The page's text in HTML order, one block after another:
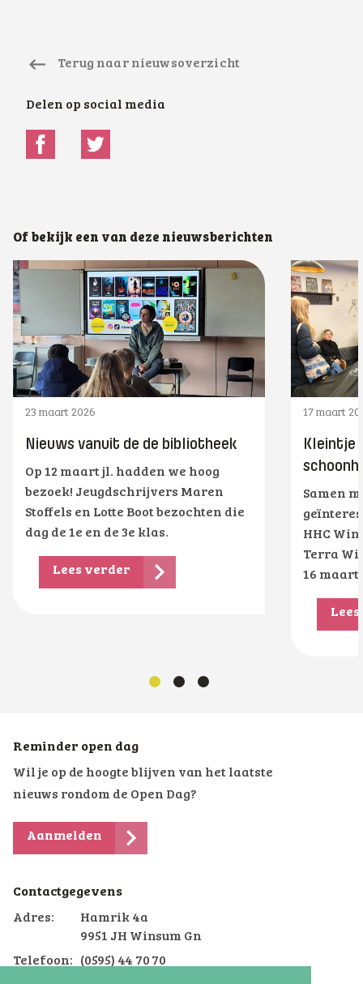
Terug naar nieuwsoverzicht
Delen op social media
Of bekijk een van deze nieuwsberichten
23 maart 2026
Nieuws vanuit de de bibliotheek
Op 12 maart jl. hadden we hoog
bezoek! Jeugdschrijvers Maren
Stoffels en Lotte Boot bezochten die
dag de 1e en de 3e klas.
Lees verder
17 maart
Kleintje
Samen
HHC
Terra
16 maart
Reminder open dag
Wil je op de hoogte blijven van het laatste
nieuws rondom de Open Dag?
Aanmelden
Contactgegevens
Adres:
Hamrik 4a
9951 JH Winsum Gn
Telefoon:
(0595) 44 70 70